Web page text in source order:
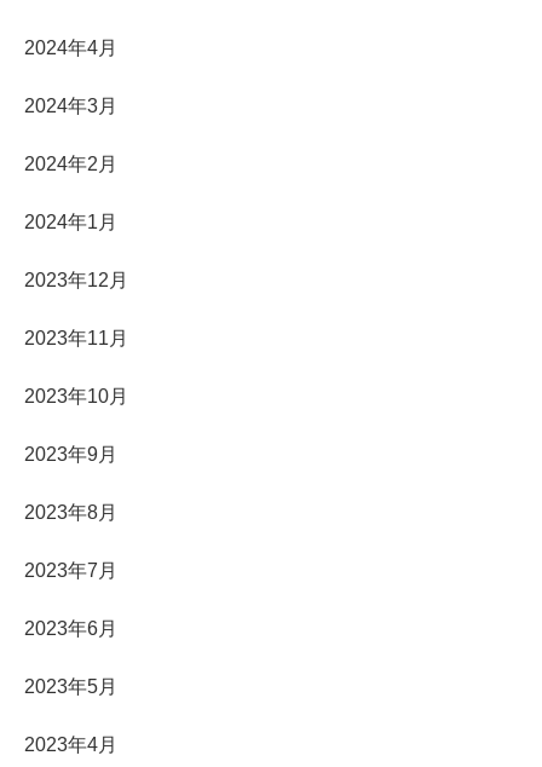
2024年4月
2024年3月
2024年2月
2024年1月
2023年12月
2023年11月
2023年10月
2023年9月
2023年8月
2023年7月
2023年6月
2023年5月
2023年4月